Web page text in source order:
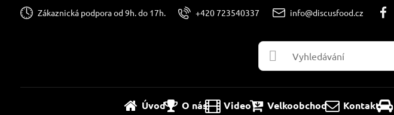
Zákaznická podpora od 9h. do 17h. +420 723540337 info@discusfood.cz
Úvod O nás Video Velkoobchod Kontakt